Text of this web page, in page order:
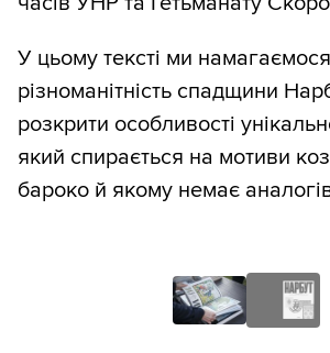
У цьому тексті ми
різноманітність спадщини
розкрити особливості
який спирається на мотиви
бароко й якому немає аналогів